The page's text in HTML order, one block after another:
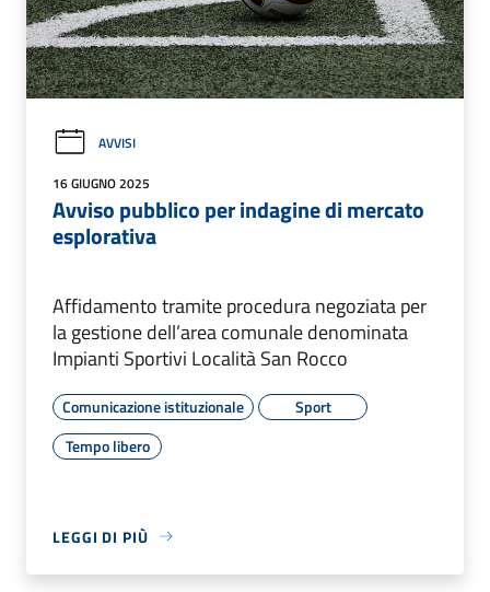
AVVISI
16 GIUGNO 2025
Avviso pubblico per indagine di mercato
esplorativa
Affidamento tramite procedura negoziata per
la gestione dell’area comunale denominata
Impianti Sportivi Località San Rocco
Comunicazione istituzionale
Sport
Tempo libero
LEGGI DI PIÙ